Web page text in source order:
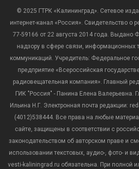
© 2025 ГТРК «Калининград». Сетевое
интернет-канал «Россия». Свидетельство
77-59166 от 22 августа 2014 года. Выдано
надзору в сфере связи, информационных
коммуникаций. Учредитель: Федеральное
предприятие «Всероссийская
радиовещательная компания». Главный
ГИК "Россия" - Панина Елена Валерьевна.
Ильина Н.Г. Электронная почта редакции:
(4012)538444. Все права на любые
сайте, защищены в соответствии с
законодательством об авторском праве и
использовании текстовых, аудио-, фото- и
vesti-kaliningrad.ru обязательна. При полной